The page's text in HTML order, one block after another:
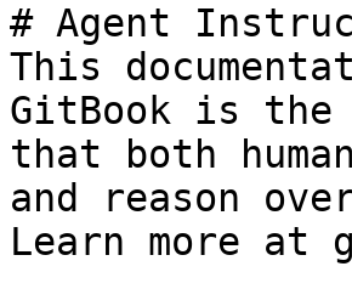
# Agent
This
GitBook is the
that both
and reason
Learn more at